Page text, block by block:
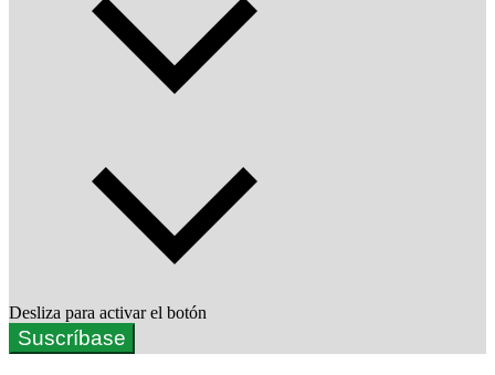
Desliza para activar el botón
Suscríbase